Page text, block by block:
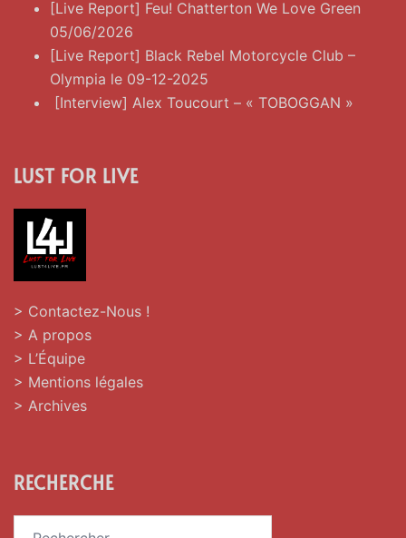
[Live Report] Feu! Chatterton We Love Green
05/06/2026
[Live Report] Black Rebel Motorcycle Club –
Olympia le 09-12-2025
[Interview] Alex Toucourt – « TOBOGGAN »
LUST FOR LIVE
> Contactez-Nous !
> A propos
> L’Équipe
> Mentions légales
> Archives
RECHERCHE